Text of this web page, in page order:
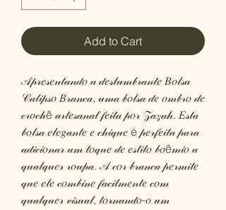
Add to Cart
𝒜𝓅𝓇𝑒𝓈𝑒𝓃𝓉𝒶𝓃𝒹𝑜 𝒶 𝒹𝑒𝓈𝓁𝓊𝓂𝒷𝓇𝒶𝓃𝓉𝑒 𝐵𝑜𝓁𝓈𝒶
𝒞𝒶𝓁𝒾𝓅𝓈𝑜 𝐵𝓇𝒶𝓃𝒸𝒶, 𝓊𝓂𝒶 𝒷𝑜𝓁𝓈𝒶 𝒹𝑒 𝑜𝓂𝒷𝓇𝑜 𝒹𝑒
𝒸𝓇𝑜𝒸𝒽ê 𝒶𝓇𝓉𝑒𝓈𝒶𝓃𝒶𝓁 𝒻𝑒𝒾𝓉𝒶 𝓅𝑜𝓇 𝒵𝒶𝓏𝒶𝒽. 𝐸𝓈𝓉𝒶
𝒷𝑜𝓁𝓈𝒶 𝑒𝓁𝑒𝑔𝒶𝓃𝓉𝑒 𝑒 𝒸𝒽𝒾𝓆𝓊𝑒 é 𝓅𝑒𝓇𝒻𝑒𝒾𝓉𝒶 𝓅𝒶𝓇𝒶
𝒶𝒹𝒾𝒸𝒾𝑜𝓃𝒶𝓇 𝓊𝓂 𝓉𝑜𝓆𝓊𝑒 𝒹𝑒 𝑒𝓈𝓉𝒾𝓁𝑜 𝒷𝑜ê𝓂𝒾𝑜 𝒶
𝓆𝓊𝒶𝓁𝓆𝓊𝑒𝓇 𝓇𝑜𝓊𝓅𝒶. 𝒜 𝒸𝑜𝓇 𝒷𝓇𝒶𝓃𝒸𝒶 𝓅𝑒𝓇𝓂𝒾𝓉𝑒
𝓆𝓊𝑒 𝑒𝓁𝑒 𝒸𝑜𝓂𝒷𝒾𝓃𝑒 𝒻𝒶𝒸𝒾𝓁𝓂𝑒𝓃𝓉𝑒 𝒸𝑜𝓂
𝓆𝓊𝒶𝓁𝓆𝓊𝑒𝓇 𝓋𝒾𝓈𝓊𝒶𝓁, 𝓉𝑜𝓇𝓃𝒶𝓃𝒹𝑜-𝑜 𝓊𝓂